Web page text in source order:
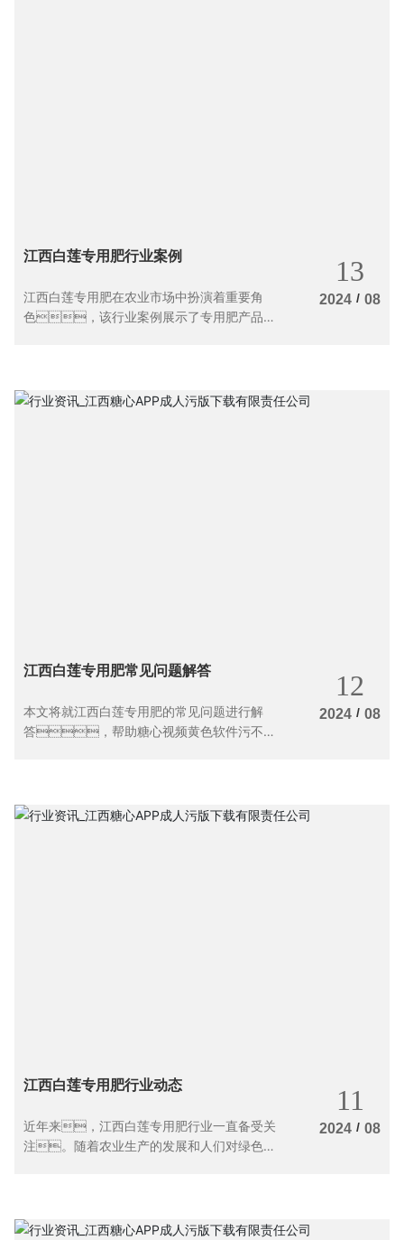
江西白莲专用肥行业案例
江西白莲专用肥在农业市场中扮演着重要角
色，该行业案例展示了专用肥产品在
13
2024 / 08
江西白莲专用肥常见问题解答
本文将就江西白莲专用肥的常见问题进行解
答，帮助糖心视频黄色软件污不污
12
2024 / 08
江西白莲专用肥行业动态
近年来，江西白莲专用肥行业一直备受关
注。随着农业生产的发展和人们对绿色有
11
2024 / 08